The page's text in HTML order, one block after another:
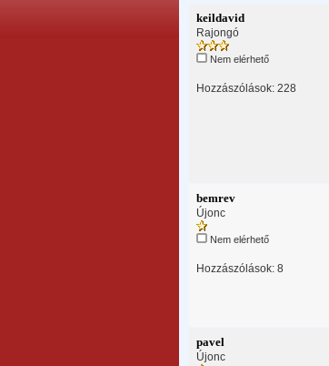
keildavid
Rajongó
Nem elérhető
Hozzászólások: 228
bemrev
Újonc
Nem elérhető
Hozzászólások: 8
pavel
Újonc